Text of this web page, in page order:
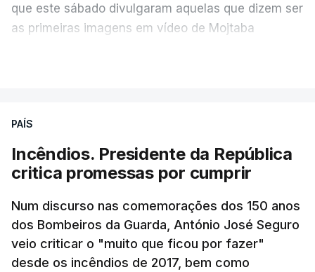
que este sábado divulgaram aquelas que dizem ser
as primeiras imagens em vídeo de Mojtaba
Mehr na rede social Telegram, como aquilo que
israelita, que nos últimos tempos vem dando conta
de que o líder supremo iraniano estará em estado
crítico na sequência do bombardeamento que no
último dia de fevereiro passado matou o pai, o
ayatollah Ali Khamenei, e outros membros da
família.
PAÍS
Incêndios. Presidente da República
critica promessas por cumprir
Num discurso nas comemorações dos 150 anos
dos Bombeiros da Guarda, António José Seguro
veio criticar o "muito que ficou por fazer"
desde os incêndios de 2017, bem como